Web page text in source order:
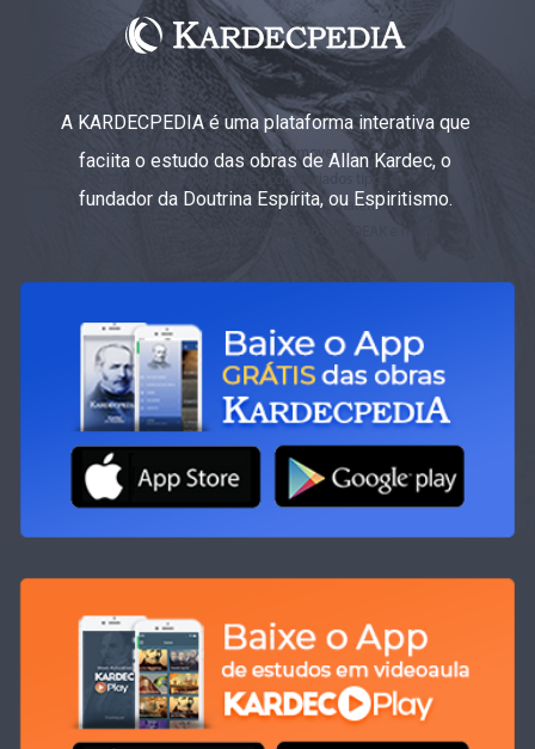
A KARDECPEDIA é uma plataforma interativa que
faciita o estudo das obras de Allan Kardec, o
fundador da Doutrina Espírita, ou Espiritismo.